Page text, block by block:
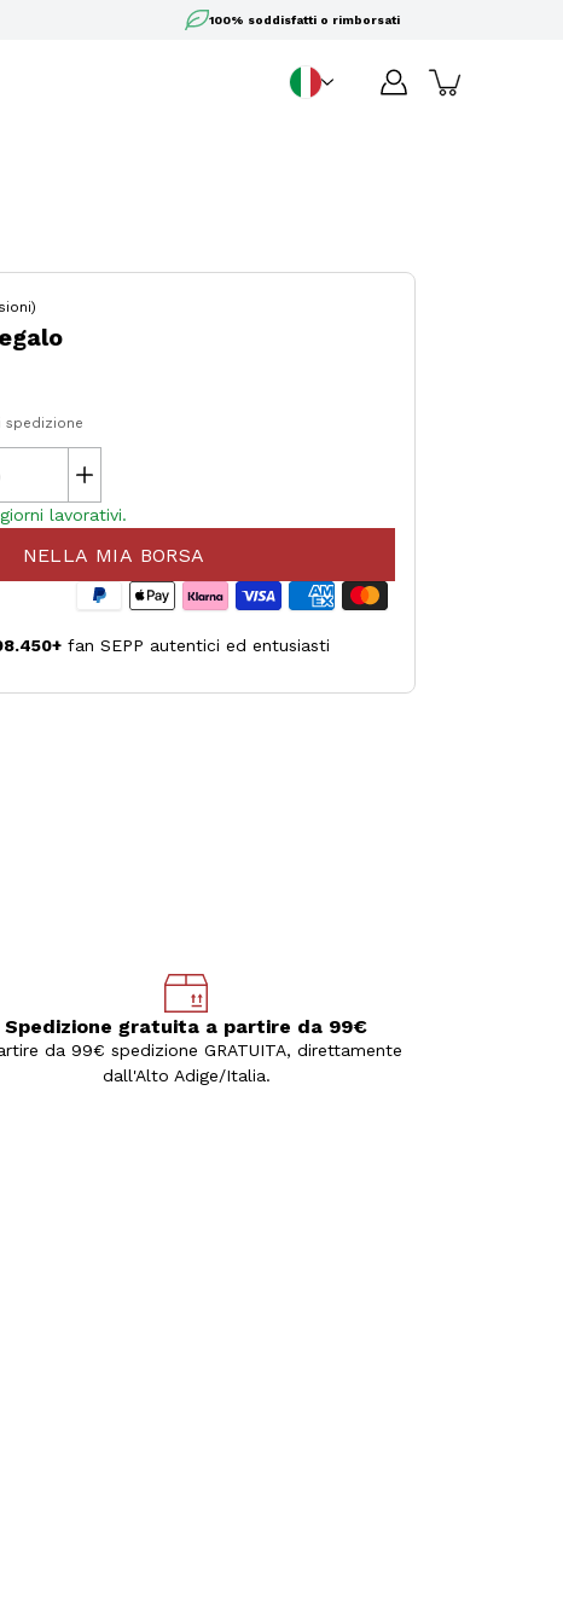
100% soddisfatti o rimborsati
IT
spedizione
lavorativi.
NELLA MIA BORSA
fan SEPP autentici ed entusiasti
Spedizione gratuita a partire da 99€
da 99€ spedizione GRATUITA, direttamente
dall'Alto Adige/Italia.